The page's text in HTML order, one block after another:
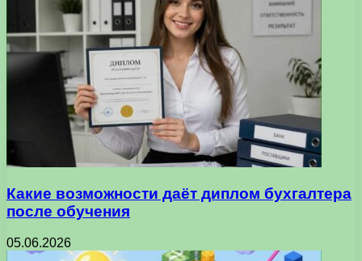
Какие возможности даёт диплом бухгалтера
после обучения
05.06.2026